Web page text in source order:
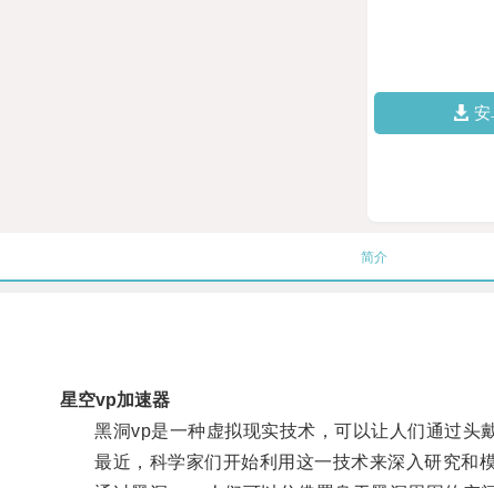
安
简介
星空vp加速器
黑洞vp是一种虚拟现实技术，可以让人们通过头戴
最近，科学家们开始利用这一技术来深入研究和模